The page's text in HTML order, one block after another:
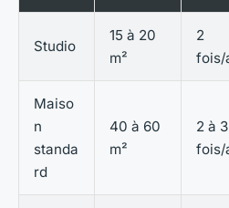
Studio
15 à 20
m²
2
fois/
Maiso
n
standa
rd
40 à 60
m²
2 à 3
fois/